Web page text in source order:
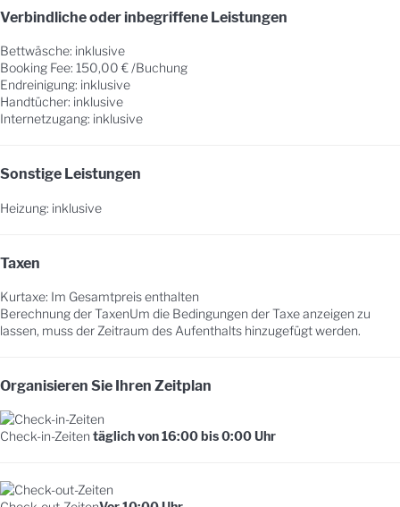
Verbindliche oder inbegriffene Leistungen
Bettwäsche: inklusive
Booking Fee: 150,00 € /Buchung
Endreinigung: inklusive
Handtücher: inklusive
Internetzugang: inklusive
Sonstige Leistungen
Heizung: inklusive
Taxen
Kurtaxe: Im Gesamtpreis enthalten
Berechnung der TaxenUm die Bedingungen der Taxe anzeigen zu
lassen, muss der Zeitraum des Aufenthalts hinzugefügt werden.
Organisieren Sie Ihren Zeitplan
Check-in-Zeiten täglich von 16:00 bis 0:00 Uhr